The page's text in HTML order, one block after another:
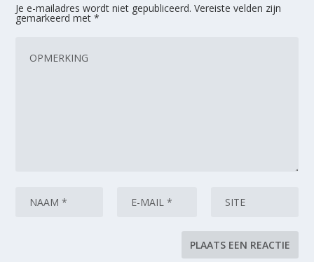
Je e-mailadres wordt niet gepubliceerd. Vereiste velden zijn
gemarkeerd met*